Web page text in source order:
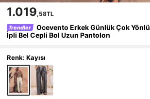
1.019,58TL
Trendler
Ocevento Erkek Günlük Çok Yönlü
İpli Bel Cepli Bol Uzun Pantolon
Renk: Kayısı